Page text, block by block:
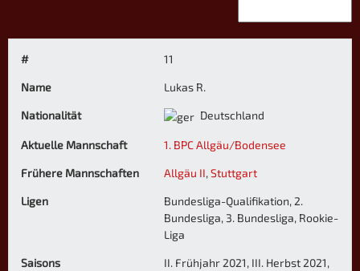
# 11
Name Lukas R.
Nationalität Deutschland
Aktuelle Mannschaft 1. BPC Allgäu/Bodensee
Frühere Mannschaften Allgäu II,Stuttgart
Ligen
Bundesliga-Qualifikation, 2.
Bundesliga, 3. Bundesliga, Rookie-
Liga
Saisons
II. Frühjahr 2021, III. Herbst 2021,